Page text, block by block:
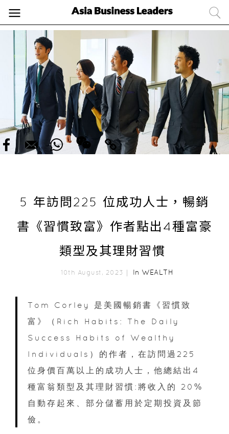
5 年訪問225 位成功人士，暢銷
書《習慣致富》作者點出4種富豪
類型及其理財習慣
10th August, 2023｜ In WEALTH
Tom Corley 是美國暢銷書《習慣致
富》（Rich Habits: The Daily
Success Habits of Wealthy
Individuals）的作者，在訪問過225
位身價百萬以上的成功人士，他總結出4
種富翁類型及其理財習慣:將收入的 20%
自動存起來、部分儲蓄用於定期投資及節
儉。